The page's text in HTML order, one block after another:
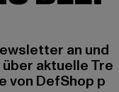
an und
aktuelle Tre
von DefShop p